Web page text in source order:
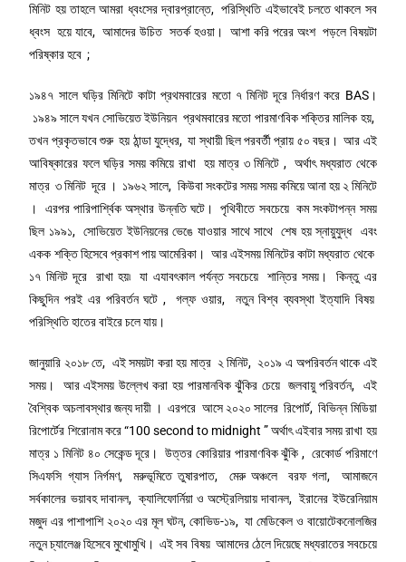
মিনিট হয় তাহলে আমরা ধ্বংসের দ্বারপ্রান্তে, পরিস্থিতি এইভাবেই চলতে থাকলে সব
ধ্বংস হয়ে যাবে, আমাদের উচিত সতর্ক হওয়া। আশা করি পরের অংশ পড়লে বিষয়টা
পরিষ্কার হবে ;
১৯৪৭ সালে ঘড়ির মিনিটে কাটা প্রথমবারের মতো ৭ মিনিট দূরে নির্ধারণ করে BAS।
১৯৪৯ সালে যখন সোভিয়েত ইউনিয়ন প্রথমবারের মতো পারমাণবিক শক্তির মালিক হয়,
তখন প্রকৃতভাবে শুরু হয় ঠান্ডা যুদ্ধের, যা স্থায়ী ছিল পরবর্তী প্রায় ৫০ বছর। আর এই
আবিষ্কারের ফলে ঘড়ির সময় কমিয়ে রাখা হয় মাত্র ৩ মিনিটে , অর্থাৎ মধ্যরাত থেকে
মাত্র ৩ মিনিট দূরে । ১৯৬২ সালে, কিউবা সংকটের সময় সময় কমিয়ে আনা হয় ২ মিনিটে
। এরপর পারিপার্শ্বিক অস্থার উন্নতি ঘটে। পৃথিবীতে সবচেয়ে কম সংকটাপন্ন সময়
ছিল ১৯৯১, সোভিয়েত ইউনিয়নের ভেঙে যাওয়ার সাথে সাথে শেষ হয় স্নায়ুযুদ্ধ এবং
একক শক্তি হিসেবে প্রকাশ পায় আমেরিকা। আর এইসময় মিনিটের কাটা মধ্যরাত থেকে
১৭ মিনিট দূরে রাখা হয়৷ যা এযাবৎকাল পর্যন্ত সবচেয়ে শান্তির সময়। কিন্তু এর
কিছুদিন পরই এর পরিবর্তন ঘটে , গল্ফ ওয়ার, নতুন বিশ্ব ব্যবস্থা ইত্যাদি বিষয়
পরিস্থিতি হাতের বাইরে চলে যায়।
জানুয়ারি ২০১৮ তে, এই সময়টা করা হয় মাত্র ২ মিনিট, ২০১৯ এ অপরিবর্তন থাকে এই
সময়। আর এইসময় উল্লেখ করা হয় পারমানবিক ঝুঁকির চেয়ে জলবায়ু পরিবর্তন, এই
বৈশ্বিক অচলাবস্থার জন্য দায়ী । এরপরে আসে ২০২০ সালের রিপোর্ট, বিভিন্ন মিডিয়া
রিপোর্টের শিরোনাম করে “100 second to midnight ” অর্থাৎ এইবার সময় রাখা হয়
মাত্র ১ মিনিট ৪০ সেকেন্ড দূরে। উত্তর কোরিয়ার পারমাণবিক ঝুঁকি , রেকোর্ড পরিমাণে
সিএফসি গ্যাস নির্গমণ, মরুভূমিতে তুষারপাত, মেরু অঞ্চলে বরফ গলা, আমাজনে
সর্বকালের ভয়াবহ দাবানল, ক্যালিফোর্নিয়া ও অস্ট্রেলিয়ায় দাবানল, ইরানের ইউরেনিয়াম
মজুদ এর পাশাপাশি ২০২০ এর মূল ঘটন, কোভিড-১৯, যা মেডিকেল ও বায়োটেকনোলজির
নতুন চ্যালেঞ্জ হিসেবে মুখোমুখি। এই সব বিষয় আমাদের ঠেলে দিয়েছে মধ্যরাতের সবচেয়ে